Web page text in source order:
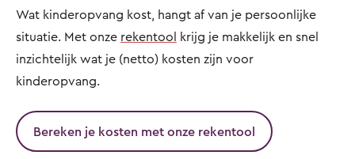
Wat kinderopvang kost, hangt af van je persoonlijke
situatie. Met onze rekentool krijg je makkelijk en snel
inzichtelijk wat je (netto) kosten zijn voor
kinderopvang.
Bereken je kosten met onze rekentool